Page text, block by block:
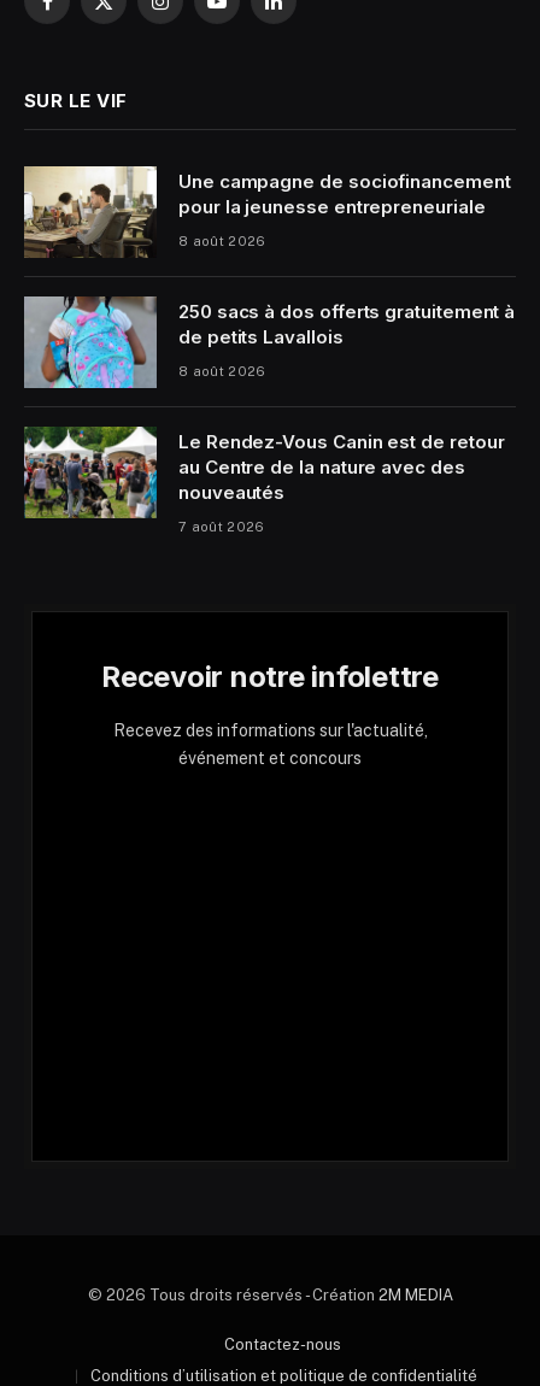
Facebook
X
InstagramYouTubeLinkedIn
SUR LE VIF
Une campagne de sociofinancement
pour la jeunesse entrepreneuriale
8 août 2026
250 sacs à dos offerts gratuitement à
de petits Lavallois
8 août 2026
Le Rendez-Vous Canin est de retour
au Centre de la nature avec des
nouveautés
7 août 2026
Recevoir notre infolettre
Recevez des informations sur l'actualité,
événement et concours
© 2026 Tous droits réservés - Création 2M MEDIA
Contactez-nous
Conditions d’utilisation et politique de confidentialité